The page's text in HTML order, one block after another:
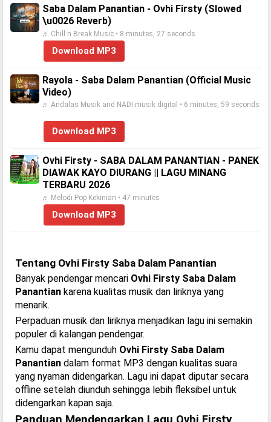
Saba Dalam Panantian - Ovhi Firsty (Slowed
\u0026 Reverb)
♬ Chill n Break Music • 8 minutes, 27 seconds
Download MP3
Rayola - Saba Dalam Panantian (Official Music
Video)
♬ Andalas Musik and NADI musik digital • 6 minutes, 59 seconds
Download MP3
Ovhi Firsty - SABA DALAM PANANTIAN - PANEK
DIAWAK KAYO DIURANG || LAGU MINANG
TERBARU 2026
♬ Melodi Pop Kekinian • 47 minutes
Download MP3
Tentang Ovhi Firsty Saba Dalam Panantian
Banyak pendengar mencari Ovhi Firsty Saba Dalam
Panantian karena kualitas musik dan liriknya yang
menarik.
Perpaduan musik dan liriknya menjadikan lagu ini semakin
populer di kalangan pendengar.
Kamu dapat mengunduh Ovhi Firsty Saba Dalam
Panantian dalam format MP3 dengan kualitas suara
yang nyaman didengarkan. Lagu ini dapat diputar secara
offline setelah diunduh sehingga lebih fleksibel untuk
didengarkan kapan saja.